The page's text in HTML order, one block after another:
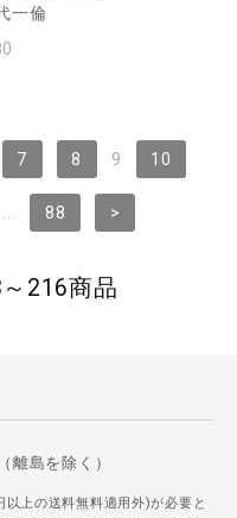
一倫
7 8 9 10
88 >
216商品
島を除く）
上の送料無料適用外)が必要と